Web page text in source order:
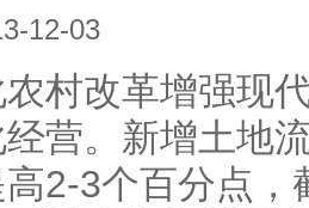
12-03
村改革增强现
营。新增土地
2-3个百分点